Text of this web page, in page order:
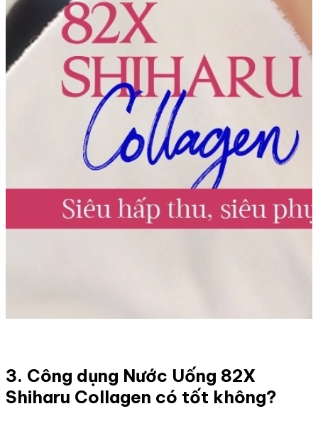
3. Công dụng Nước Uống 82X
Shiharu Collagen có tốt không?